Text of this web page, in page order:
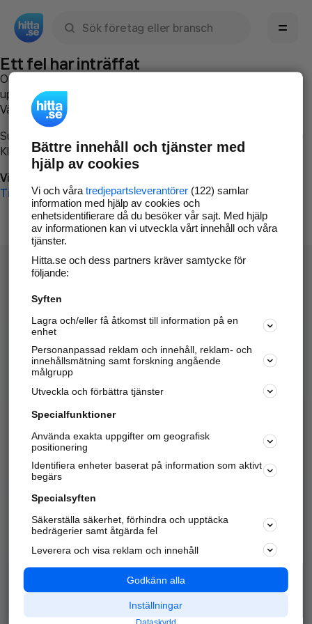
Ett fel har inträffat
Om du vill kan du
uppstod så att vi lättare och snabbare kan avhjälpa det.
Vänligen försök med följande:
Surfa till
Klicka påTillbaka-knappen i webbläsaren och försök igen
Vi beklagar besväret!
Till startsidan
Hitta.se - Gratis nummerupplysning.
Sök företag, personer och platser.
Hitta telefonnummer, adresser, företagsinfo mm.
Marknadsför företaget
Kom igång och annonsera mot
samarbetspartners nära dig.
Alla kategorier
Populära sökningar
API & Kartor
Annonsera
Integritet
Nödnummer
Bättre innehåll och tjänster med
hjälp av cookies
Vi och våra tredjepartsleverantörer(122) samlar
information med hjälp av cookies och
enhetsidentifierare då du besöker vår sajt. Med hjälp
av informationen kan vi utveckla vårt innehåll och våra
tjänster.
Hitta.se och dess partners kräver samtycke för
följande:
Syften
Lagra och/eller få åtkomst till information på en
enhet
Personanpassad reklam och innehåll, reklam- och
innehållsmätning samt forskning angående
målgrupp
Utveckla och förbättra tjänster
Specialfunktioner
Använda exakta uppgifter om geografisk
positionering
Identifiera enheter baserat på information som aktivt
begärs
Specialsyften
Säkerställa säkerhet, förhindra och upptäcka
bedrägerier samt åtgärda fel
Leverera och visa reklam och innehåll
Godkänn alla
Inställningar
Dataskydd